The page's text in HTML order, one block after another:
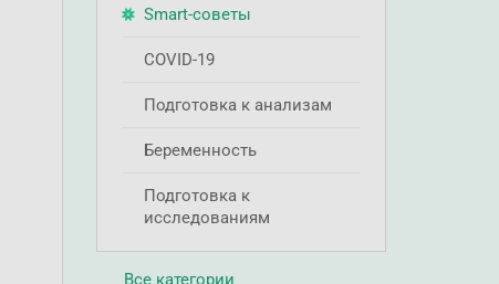
Smart-советы
COVID-19
Подготовка к анализам
Беременность
Подготовка к
исследованиям
Все категории